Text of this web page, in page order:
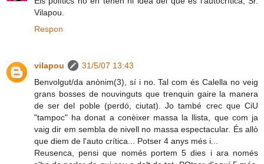
Vilapou.
Respon
vilapou
31/5/07 13:43
Benvolgut/da anònim(3), sí i no. Tal com és Calella no veig
grans bosses de nouvinguts que trenquin gaire la manera
de ser del poble (perdó, ciutat). Jo també crec que CiU
"tampoc" ha donat a conèixer massa la llista, que com ja
vaig dir em sembla de nivell no massa espectacular. És allò
que diem de l'auto crítica... Potser 4 anys més i...
Reusenca, pensi que només portem 5 dies i ara només